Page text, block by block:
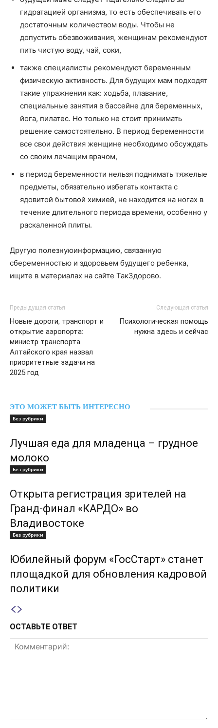
гидратацией организма, то есть обеспечивать его
достаточным количеством воды. Чтобы не
допустить обезвоживания, женщинам рекомендуют
пить чистую воду, чай, соки,
также специалисты рекомендуют беременным
физическую активность. Для будущих мам подходят
такие упражнения как: ходьба, плавание,
специальные занятия в бассейне для беременных,
йога, пилатес. Но только не стоит принимать
решение самостоятельно. В период беременности
все свои действия женщине необходимо обсуждать
со своим лечащим врачом,
в период беременности нельзя поднимать тяжелые
предметы, обязательно избегать контакта с
ядовитой бытовой химией, не находится на ногах в
течение длительного периода времени, особенно у
раскаленной плиты.
Другую полезнуюинформацию, связанную
сбеременностью и здоровьем будущего ребенка,
ищите в материалах на сайте ТакЗдорово.
Предыдущая статья
Новые дороги, транспорт и
открытие аэропорта:
министр транспорта
Алтайского края назвал
приоритетные задачи на
2025 год
Следующая статья
Психологическая помощь
нужна здесь и сейчас
ЭТО МОЖЕТ БЫТЬ ИНТЕРЕСНО
Без рубрики
Лучшая еда для младенца – грудное
молоко
Без рубрики
Открыта регистрация зрителей на
Гранд-финал «КАРДО» во
Владивостоке
Без рубрики
Юбилейный форум «ГосСтарт» станет
площадкой для обновления кадровой
политики
ОСТАВЬТЕ ОТВЕТ